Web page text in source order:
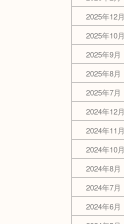
2025年12月
2025年10月
2025年9月
2025年8月
2025年7月
2024年12月
2024年11月
2024年10月
2024年8月
2024年7月
2024年6月